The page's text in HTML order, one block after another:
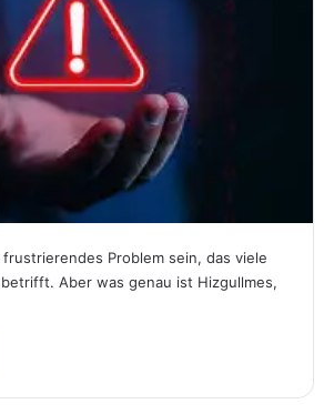
Problem sein, das viele
Aber was genau ist Hizgullmes,